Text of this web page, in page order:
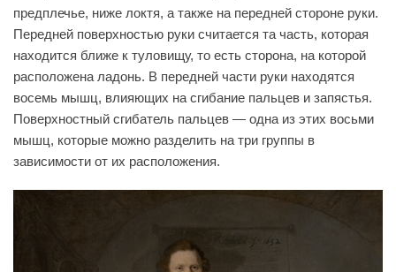
предплечье, ниже локтя, а также на передней стороне руки.
Передней поверхностью руки считается та часть, которая
находится ближе к туловищу, то есть сторона, на которой
расположена ладонь. В передней части руки находятся
восемь мышц, влияющих на сгибание пальцев и запястья.
Поверхностный сгибатель пальцев — одна из этих восьми
мышц, которые можно разделить на три группы в
зависимости от их расположения.